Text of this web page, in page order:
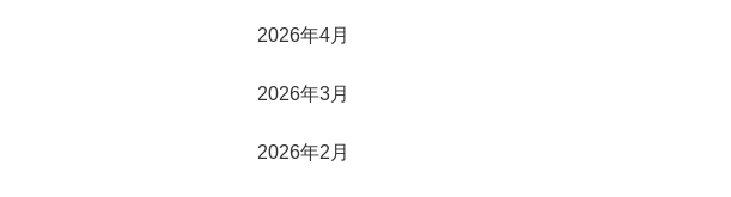
2026年4月
2026年3月
2026年2月